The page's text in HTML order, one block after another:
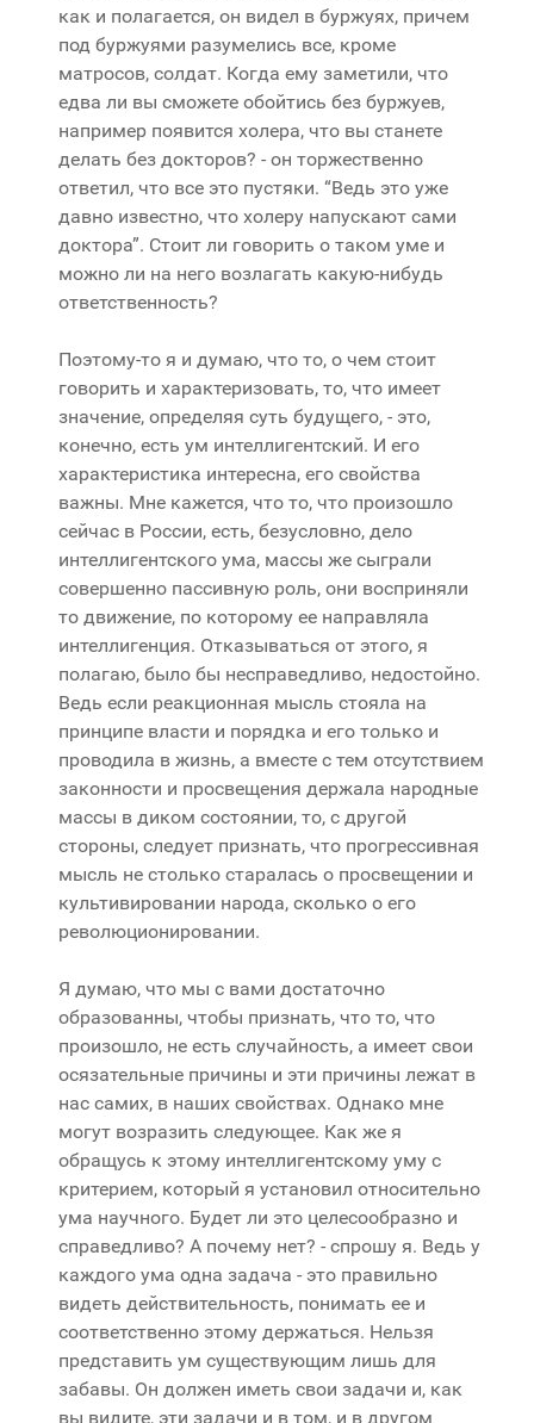
как и полагается, он видел в буржуях, причем
под буржуями разумелись все, кроме
матросов, солдат. Когда ему заметили, что
едва ли вы сможете обойтись без буржуев,
например появится холера, что вы станете
делать без докторов? - он торжественно
ответил, что все это пустяки. “Ведь это уже
давно известно, что холеру напускают сами
доктора”. Стоит ли говорить о таком уме и
можно ли на него возлагать какую-нибудь
ответственность?
Поэтому-то я и думаю, что то, о чем стоит
говорить и характеризовать, то, что имеет
значение, определяя суть будущего, - это,
конечно, есть ум интеллигентский. И его
характеристика интересна, его свойства
важны. Мне кажется, что то, что произошло
сейчас в России, есть, безусловно, дело
интеллигентского ума, массы же сыграли
совершенно пассивную роль, они восприняли
то движение, по которому ее направляла
интеллигенция. Отказываться от этого, я
полагаю, было бы несправедливо, недостойно.
Ведь если реакционная мысль стояла на
принципе власти и порядка и его только и
проводила в жизнь, а вместе с тем отсутствием
законности и просвещения держала народные
массы в диком состоянии, то, с другой
стороны, следует признать, что прогрессивная
мысль не столько старалась о просвещении и
культивировании народа, сколько о его
революционировании.
Я думаю, что мы с вами достаточно
образованны, чтобы признать, что то, что
произошло, не есть случайность, а имеет свои
осязательные причины и эти причины лежат в
нас самих, в наших свойствах. Однако мне
могут возразить следующее. Как же я
обращусь к этому интеллигентскому уму с
критерием, который я установил относительно
ума научного. Будет ли это целесообразно и
справедливо? А почему нет? - спрошу я. Ведь у
каждого ума одна задача - это правильно
видеть действительность, понимать ее и
соответственно этому держаться. Нельзя
представить ум существующим лишь для
забавы. Он должен иметь свои задачи и, как
вы видите, эти задачи и в том, и в другом